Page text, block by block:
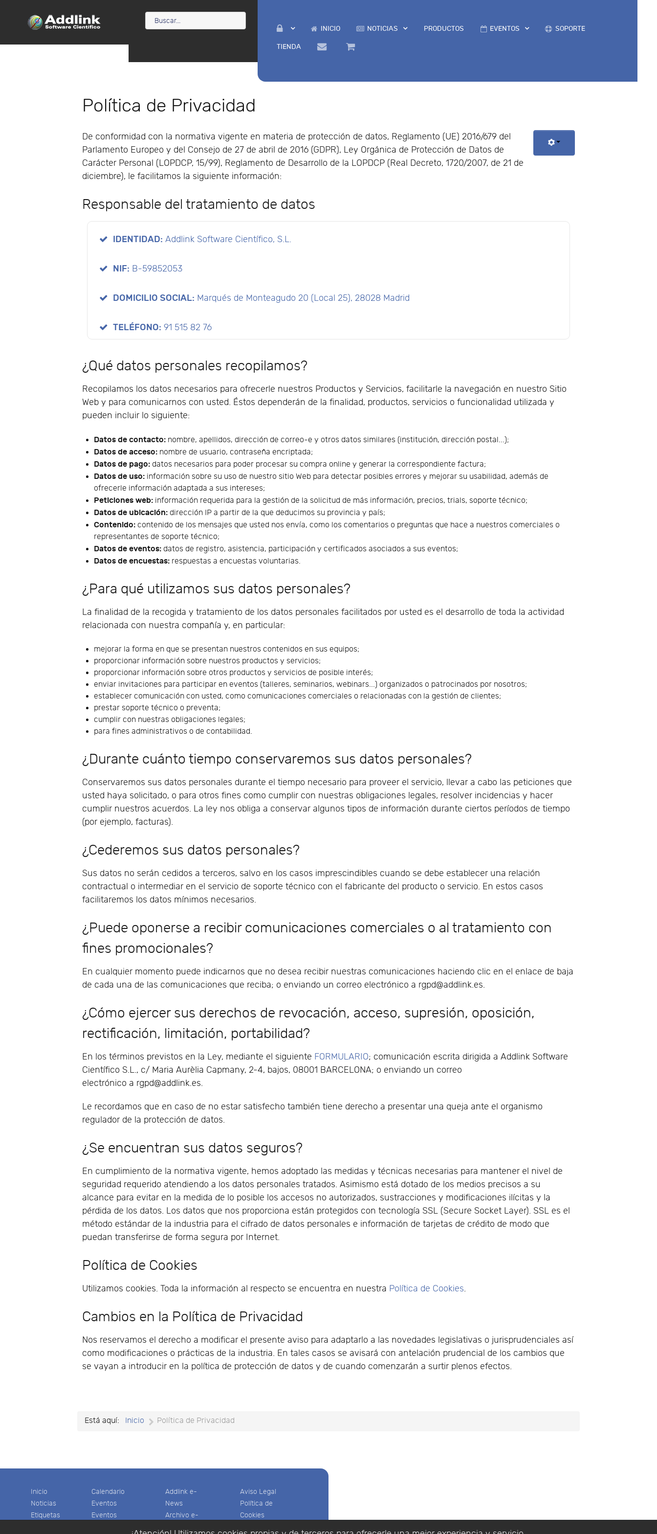
INICIO NOTICIAS PRODUCTOS EVENTOS SOPORTE
TIENDA
Política de Privacidad
De conformidad con la normativa vigente en materia de protección de datos, Reglamento (UE) 2016/679 del
Parlamento Europeo y del Consejo de 27 de abril de 2016 (GDPR), Ley Orgánica de Protección de Datos de
Carácter Personal (LOPDCP, 15/99), Reglamento de Desarrollo de la LOPDCP (Real Decreto, 1720/2007, de 21 de
diciembre), le facilitamos la siguiente información:
Responsable del tratamiento de datos
IDENTIDAD: Addlink Software Científico, S.L.
NIF: B-59852053
DOMICILIO SOCIAL: Marqués de Monteagudo 20 (Local 25), 28028 Madrid
TELÉFONO: 91 515 82 76
¿Qué datos personales recopilamos?
Recopilamos los datos necesarios para ofrecerle nuestros Productos y Servicios, facilitarle la navegación en nuestro Sitio
Web y para comunicarnos con usted. Éstos dependerán de la finalidad, productos, servicios o funcionalidad utilizada y
pueden incluir lo siguiente:
Datos de contacto: nombre, apellidos, dirección de correo-e y otros datos similares (institución, dirección postal...);
Datos de acceso: nombre de usuario, contraseña encriptada;
Datos de pago: datos necesarios para poder procesar su compra online y generar la correspondiente factura;
Datos de uso: información sobre su uso de nuestro sitio Web para detectar posibles errores y mejorar su usabilidad, además de
ofrecerle información adaptada a sus intereses;
Peticiones web: información requerida para la gestión de la solicitud de más información, precios, trials, soporte técnico;
Datos de ubicación: dirección IP a partir de la que deducimos su provincia y país;
Contenido: contenido de los mensajes que usted nos envía, como los comentarios o preguntas que hace a nuestros comerciales o
representantes de soporte técnico;
Datos de eventos: datos de registro, asistencia, participación y certificados asociados a sus eventos;
Datos de encuestas: respuestas a encuestas voluntarias.
¿Para qué utilizamos sus datos personales?
La finalidad de la recogida y tratamiento de los datos personales facilitados por usted es el desarrollo de toda la actividad
relacionada con nuestra compañía y, en particular:
mejorar la forma en que se presentan nuestros contenidos en sus equipos;
proporcionar información sobre nuestros productos y servicios;
proporcionar información sobre otros productos y servicios de posible interés;
enviar invitaciones para participar en eventos (talleres, seminarios, webinars...) organizados o patrocinados por nosotros;
establecer comunicación con usted, como comunicaciones comerciales o relacionadas con la gestión de clientes;
prestar soporte técnico o preventa;
cumplir con nuestras obligaciones legales;
para fines administrativos o de contabilidad.
¿Durante cuánto tiempo conservaremos sus datos personales?
Conservaremos sus datos personales durante el tiempo necesario para proveer el servicio, llevar a cabo las peticiones que
usted haya solicitado, o para otros fines como cumplir con nuestras obligaciones legales, resolver incidencias y hacer
cumplir nuestros acuerdos. La ley nos obliga a conservar algunos tipos de información durante ciertos períodos de tiempo
(por ejemplo, facturas).
¿Cederemos sus datos personales?
Sus datos no serán cedidos a terceros, salvo en los casos imprescindibles cuando se debe establecer una relación
contractual o intermediar en el servicio de soporte técnico con el fabricante del producto o servicio. En estos casos
facilitaremos los datos mínimos necesarios.
¿Puede oponerse a recibir comunicaciones comerciales o al tratamiento con
fines promocionales?
En cualquier momento puede indicarnos que no desea recibir nuestras comunicaciones haciendo clic en el enlace de baja
de cada una de las comunicaciones que reciba; o enviando un correo electrónico a rgpd@addlink.es.
¿Cómo ejercer sus derechos de revocación, acceso, supresión, oposición,
rectificación, limitación, portabilidad?
En los términos previstos en la Ley, mediante el siguiente FORMULARIO; comunicación escrita dirigida a Addlink Software
Científico S.L., c/ Maria Aurèlia Capmany, 2-4, bajos, 08001 BARCELONA; o enviando un correo
electrónico a rgpd@addlink.es.
Le recordamos que en caso de no estar satisfecho también tiene derecho a presentar una queja ante el organismo
regulador de la protección de datos.
¿Se encuentran sus datos seguros?
En cumplimiento de la normativa vigente, hemos adoptado las medidas y técnicas necesarias para mantener el nivel de
seguridad requerido atendiendo a los datos personales tratados. Asimismo está dotado de los medios precisos a su
alcance para evitar en la medida de lo posible los accesos no autorizados, sustracciones y modificaciones ilícitas y la
pérdida de los datos. Los datos que nos proporciona están protegidos con tecnología SSL (Secure Socket Layer). SSL es el
método estándar de la industria para el cifrado de datos personales e información de tarjetas de crédito de modo que
puedan transferirse de forma segura por Internet.
Política de Cookies
Utilizamos cookies. Toda la información al respecto se encuentra en nuestra Política de Cookies.
Cambios en la Política de Privacidad
Nos reservamos el derecho a modificar el presente aviso para adaptarlo a las novedades legislativas o jurisprudenciales así
como modificaciones o prácticas de la industria. En tales casos se avisará con antelación prudencial de los cambios que
se vayan a introducir en la política de protección de datos y de cuando comenzarán a surtir plenos efectos.
Está aquí: Inicio Política de Privacidad
Inicio
Noticias
Etiquetas
Calendario
Eventos
Eventos
Addlink e-
News
Archivo e-
Aviso Legal
Política de
Cookies